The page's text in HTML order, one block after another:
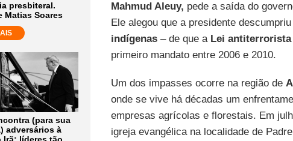
presbiteral.
Matias Soares
(para sua
adversários à
Mahmud Aleuy, pede a saída do
Ele alegou que a presidente
indígenas– de que a Lei antiterrorista
primeiro mandato entre 2006 e 2010.
Um dos impasses ocorre na região de
onde se vive há décadas um
empresas agrícolas e florestais. Em
igreja evangélica na localidade de